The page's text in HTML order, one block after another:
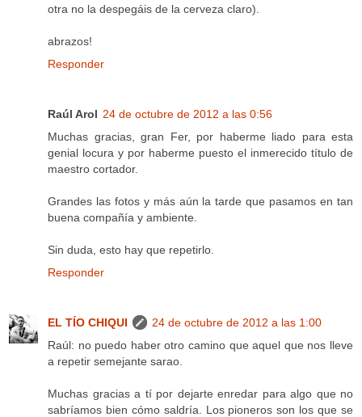
otra no la despegáis de la cerveza claro).
abrazos!
Responder
Raúl Arol 24 de octubre de 2012 a las 0:56
Muchas gracias, gran Fer, por haberme liado para esta
genial locura y por haberme puesto el inmerecido título de
maestro cortador.
Grandes las fotos y más aún la tarde que pasamos en tan
buena compañía y ambiente.
Sin duda, esto hay que repetirlo.
Responder
EL TÍO CHIQUI
24 de octubre de 2012 a las 1:00
Raúl: no puedo haber otro camino que aquel que nos lleve
a repetir semejante sarao.
Muchas gracias a tí por dejarte enredar para algo que no
sabríamos bien cómo saldría. Los pioneros son los que se